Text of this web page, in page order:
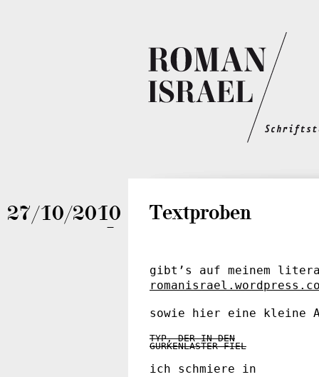
27/10/2010
—
Textproben
gibt’s auf meinem
sowie hier eine kleine
TYP, DER IN DEN
GURKENLASTER FIEL
ich schmiere in